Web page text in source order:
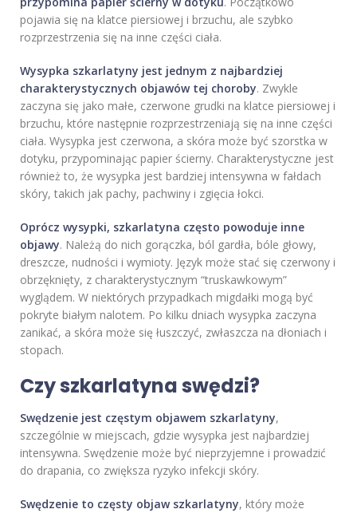
pojawia się na klatce piersiowej i brzuchu, ale szybko
rozprzestrzenia się na inne części ciała.
Wysypka szkarlatyny jest jednym z najbardziej
charakterystycznych objawów tej choroby. Zwykle
zaczyna się jako małe, czerwone grudki na klatce piersiowej i
brzuchu, które następnie rozprzestrzeniają się na inne części
ciała. Wysypka jest czerwona, a skóra może być szorstka w
dotyku, przypominając papier ścierny. Charakterystyczne jest
również to, że wysypka jest bardziej intensywna w fałdach
skóry, takich jak pachy, pachwiny i zgięcia łokci.
Oprócz wysypki, szkarlatyna często powoduje inne
objawy. Należą do nich gorączka, ból gardła, bóle głowy,
dreszcze, nudności i wymioty. Język może stać się czerwony i
obrzęknięty, z charakterystycznym “truskawkowym”
wyglądem. W niektórych przypadkach migdałki mogą być
pokryte białym nalotem. Po kilku dniach wysypka zaczyna
zanikać, a skóra może się łuszczyć, zwłaszcza na dłoniach i
stopach.
Czy szkarlatyna swędzi?
Swędzenie jest częstym objawem szkarlatyny,
szczególnie w miejscach, gdzie wysypka jest najbardziej
intensywna. Swędzenie może być nieprzyjemne i prowadzić
do drapania, co zwiększa ryzyko infekcji skóry.
Swędzenie to częsty objaw szkarlatyny, który może